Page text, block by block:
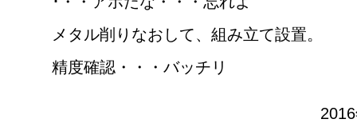
メタル削りなおして、組み立て設置。
精度確認・・・バッチリ